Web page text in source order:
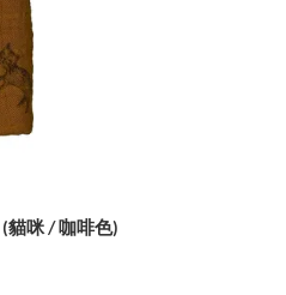
(貓咪 / 咖啡色)